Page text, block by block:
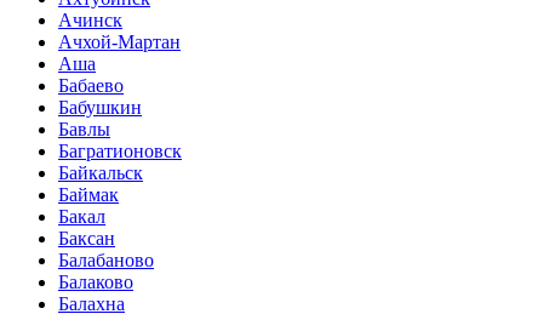
Ачинск
Ачхой-Мартан
Аша
Бабаево
Бабушкин
Бавлы
Багратионовск
Байкальск
Баймак
Бакал
Баксан
Балабаново
Балаково
Балахна